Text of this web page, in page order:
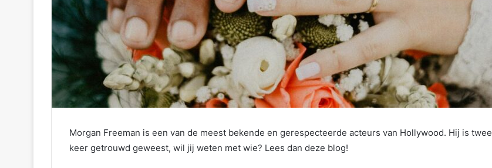
Morgan Freeman is een van de meest bekende en gerespecteerde acteurs van Hollywood. Hij is twee
keer getrouwd geweest, wil jij weten met wie? Lees dan deze blog!